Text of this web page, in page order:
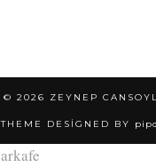
© 2026 ZEYNEP
THEME DESIGNED BY